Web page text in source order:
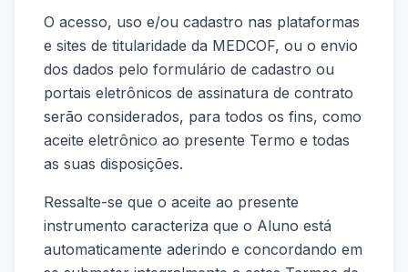
O acesso, uso e/ou cadastro nas plataformas
e sites de titularidade da MEDCOF, ou o envio
dos dados pelo formulário de cadastro ou
portais eletrônicos de assinatura de contrato
serão considerados, para todos os fins, como
aceite eletrônico ao presente Termo e todas
as suas disposições.
Ressalte-se que o aceite ao presente
instrumento caracteriza que o Aluno está
automaticamente aderindo e concordando em